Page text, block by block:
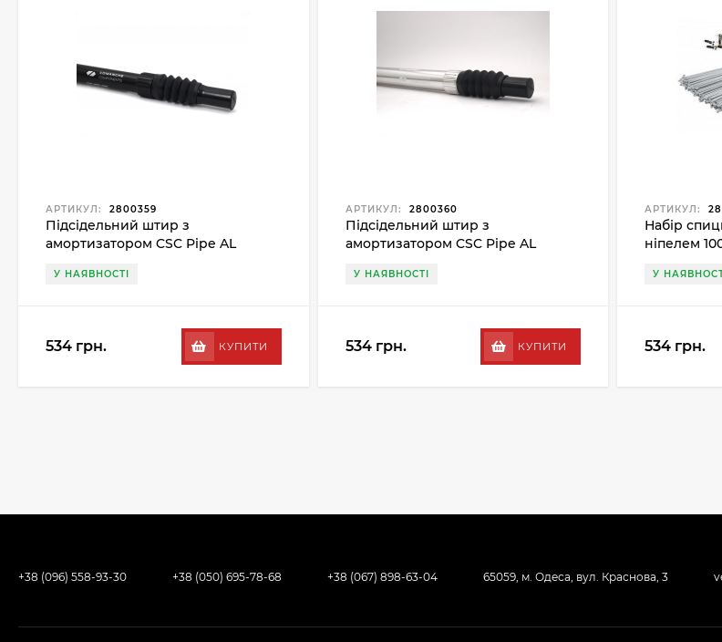
АРТИКУЛ: 2800359
Підсідельний штир з
амортизатором CSC Pipe AL
У НАЯВНОСТІ
534 грн. КУПИТИ
АРТИКУЛ: 2800360
Підсідельний штир з
амортизатором CSC Pipe AL
У НАЯВНОСТІ
534 грн. КУПИТИ
АРТИКУЛ:
Набір
ніпелем
У
534 грн.
+38 (096) 558-93-30 +38 (050) 695-78-68 +38 (067) 898-63-04 65059, м. Одеса, вул. Краснова, 3